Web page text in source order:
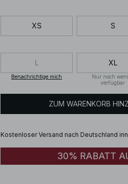
XS S
L
Benachrichtige mich
XL
Nur noch
verfügbar
ZUM WARENKORB
Kostenloser Versand nach Deutschland
30% RABATT